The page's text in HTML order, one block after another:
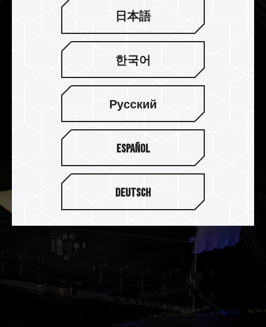
On-die ECC 除错机制 系统更稳定
DELTA 炫光 RGB DDR5 内存支持 On-die ECC 除
错机制，提供错误修正与侦测功能，在追求效能的
同时让系统更稳定。
日本語
한국어
Русский
Español
Deutsch